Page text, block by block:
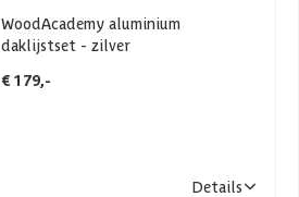
WoodAcademy aluminium
daklijstset - zilver
€ 179,-
Details